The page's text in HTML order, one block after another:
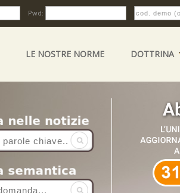
Pwd:
LE NOSTRE NORME DOTTRINA